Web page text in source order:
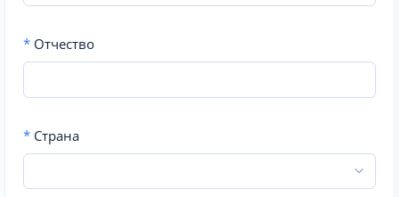
* Отчество
* Страна